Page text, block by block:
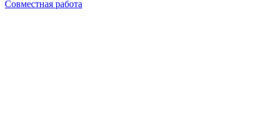
Совместная работа